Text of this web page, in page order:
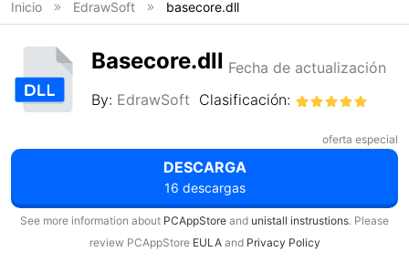
Inicio EdrawSoft basecore.dll
Basecore.dll Fecha de actualización
By: EdrawSoft Clasificación:
oferta especial
DESCARGA
16 descargas
See more information about PCAppStore and unistall instrustions. Please
review PCAppStore EULAand Privacy Policy